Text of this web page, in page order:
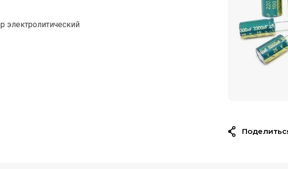
электролитический